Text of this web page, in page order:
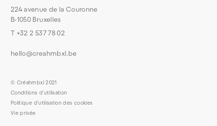
224 avenue de la Couronne
B-1050 Bruxelles
T +32 2 537 78 02
hello@creahmbxl.be
© Créahmbxl 2021
Conditions d'utilisation
Politique d'utilisation des cookies
Vie privée